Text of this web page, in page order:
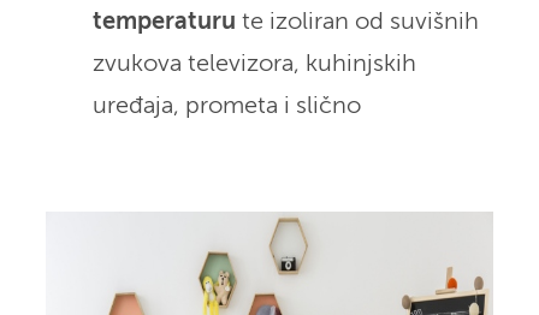
temperaturu te izoliran od suvišnih
zvukova televizora, kuhinjskih
uređaja, prometa i slično